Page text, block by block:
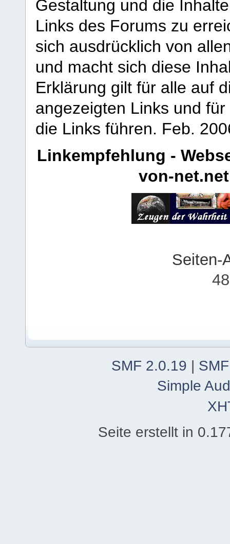
Gestaltung und die
Links des Forums zu
sich ausdrücklich von
und macht sich diese
Erklärung gilt für alle auf
angezeigten Links und
die Links führen. Feb.
Linkempfehlung -
von-net.net
Seiten-
SMF 2.0.19 |
Simple
Seite erstellt in